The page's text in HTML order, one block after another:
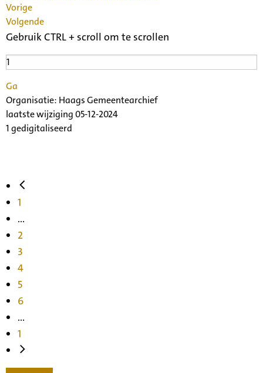
Vorige
Volgende
Gebruik CTRL + scroll om te scrollen
Ga
Organisatie: Haags Gemeentearchief
laatste wijziging 05-12-2024
1 gedigitaliseerd
1
...
2
3
4
5
6
...
1